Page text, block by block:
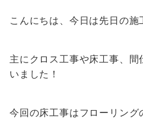
こんにちは、今日は先日の施
主にクロス工事や床工事、
いました！
今回の床工事はフローリング